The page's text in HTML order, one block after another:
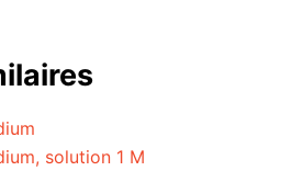
solution 1 M